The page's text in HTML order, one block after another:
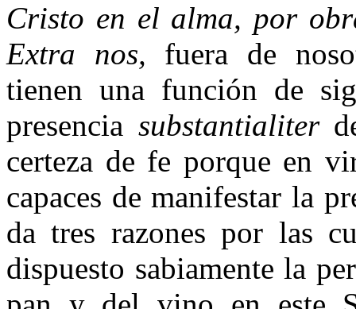
Cristo en el alma, por
Extra nos, fuera de
tienen una función de
presencia substantialiter
certeza de fe porque en
capaces de manifestar la
da tres razones por las
dispuesto sabiamente la